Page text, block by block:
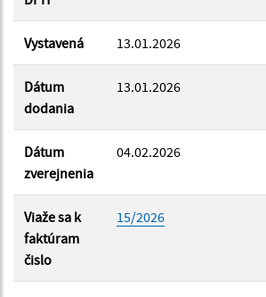
Vystavená 13.01.2026
Dátum
dodania
13.01.2026
Dátum
zverejnenia
04.02.2026
Viaže sa k
faktúram
čislo
15/2026